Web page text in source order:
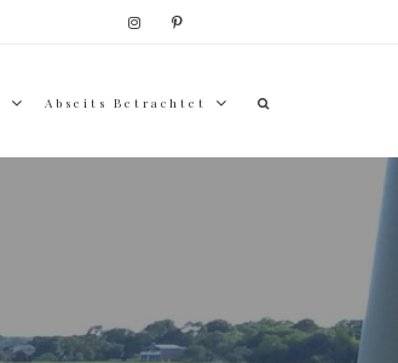
Abseits Betrachtet